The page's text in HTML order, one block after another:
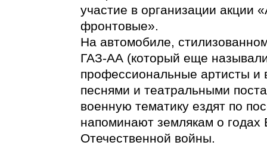
участие в организации акции
фронтовые».
На автомобиле,
ГАЗ-АА (который еще
профессиональные артисты и
песнями и театральными
военную тематику ездят по
напоминают землякам о годах
Отечественной войны.